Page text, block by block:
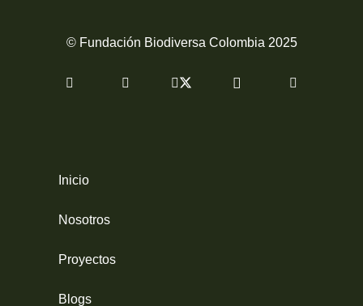
© Fundación Biodiversa Colombia 2025
Inicio
Nosotros
Proyectos
Blogs